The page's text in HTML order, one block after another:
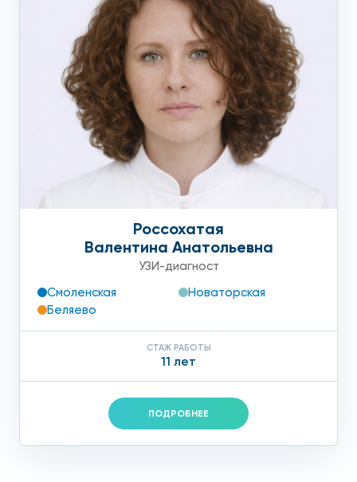
круглосуточно и ждем вас в любое время.
Россохатая
Валентина Анатольевна
УЗИ-диагност
Смоленская
Новаторская
Беляево
СТАЖ РАБОТЫ
11 лет
ПОДРОБНЕЕ